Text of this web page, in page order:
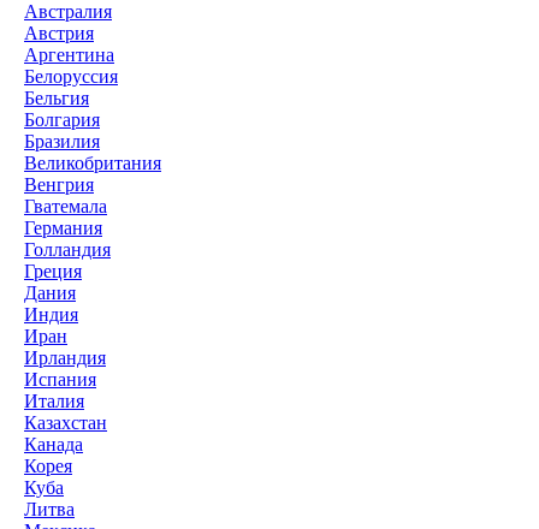
Австралия
Австрия
Аргентина
Белоруссия
Бельгия
Болгария
Бразилия
Великобритания
Венгрия
Гватемала
Германия
Голландия
Греция
Дания
Индия
Иран
Ирландия
Испания
Италия
Казахстан
Канада
Корея
Куба
Литва